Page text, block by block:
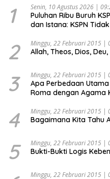
1 Senin, 10 Agustus 2026 |
Puluhan Ribu Buruh
dan Istana: KSPN
2 Minggu, 22 Februari 2015 |
Allah, Theos, Dios,
3 Minggu, 22 Februari 2015 |
Apa Perbedaan
Roma dengan Agama
4 Minggu, 22 Februari 2015 |
Bagaimana Kita Tahu
5 Minggu, 22 Februari 2015 |
Bukti-Bukti Logis
Minggu, 22 Februari 2015 |